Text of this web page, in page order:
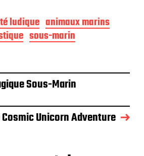
ludique animaux marins
sous-marin
Sous-Marin
Unicorn Adventure